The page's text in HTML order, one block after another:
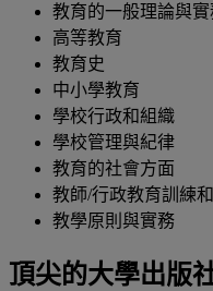
教育的一般理論與實
高等教育
教育史
中小學教育
學校行政和組織
學校管理與紀律
教育的社會方面
教師/行政教育訓練
教學原則與實務
頂尖的大學出版